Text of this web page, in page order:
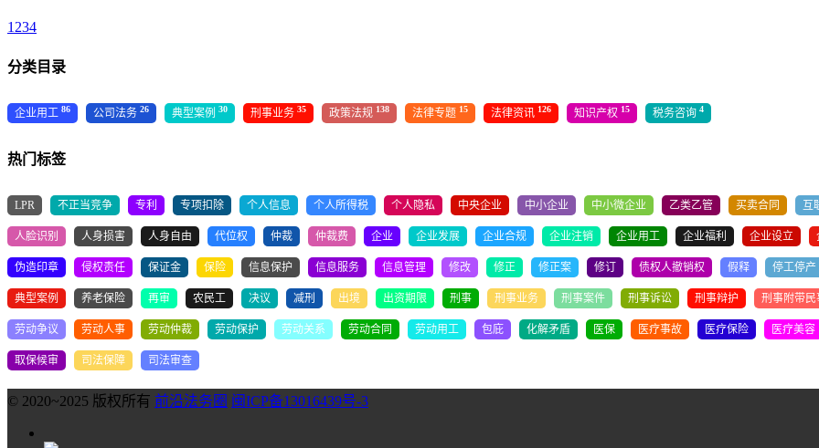
1 234
分类目录
企业用工 86 公司法务 26 典型案例 30 刑事业务 35 政策法规 138 法律专题 15 法律资讯 126 知识产权 15 税务咨询 4
热门标签
LPR 不正当竞争 专利 专项扣除 个人信息 个人所得税 个人隐私 中央企业 中小企业 中小微企业 乙类乙管 买卖合同 互
人脸识别 人身损害 人身自由 代位权 仲裁 仲裁费 企业 企业发展 企业合规 企业注销 企业用工 企业福利 企业设立
伪造印章 侵权责任 保证金 保险 信息保护 信息服务 信息管理 修改 修正 修正案 修订 债权人撤销权 假释 停工停产
典型案例 养老保险 再审 农民工 决议 减刑 出境 出资期限 刑事 刑事业务 刑事案件 刑事诉讼 刑事辩护 刑事附带民
劳动争议 劳动人事 劳动仲裁 劳动保护 劳动关系 劳动合同 劳动用工 包庇 化解矛盾 医保 医疗事故 医疗保险 医疗美容
取保候审 司法保障 司法审查
© 2020~2025 版权所有 前沿法务圈 闽ICP备13016439号-3